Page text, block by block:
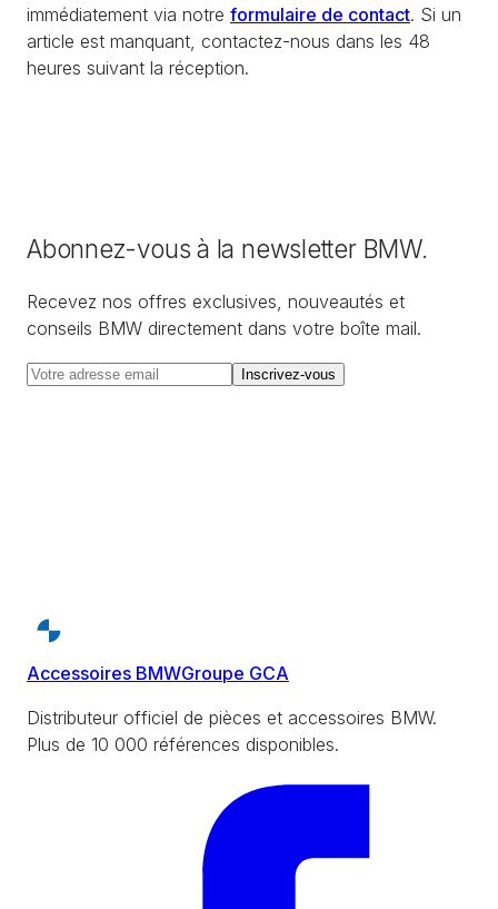
immédiatement via notre formulaire de contact. Si un
article est manquant, contactez-nous dans les 48
heures suivant la réception.
Abonnez-vous à la newsletter BMW.
Recevez nos offres exclusives, nouveautés et
conseils BMW directement dans votre boîte mail.
Inscrivez-vous
Accessoires BMWGroupe GCA
Distributeur officiel de pièces et accessoires BMW.
Plus de 10 000 références disponibles.